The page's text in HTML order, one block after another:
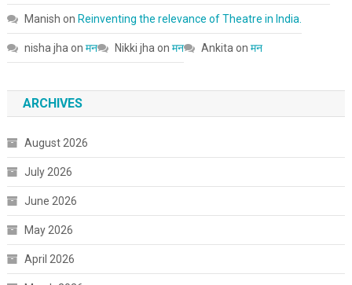
Manish on Reinventing the relevance of Theatre in India.
nisha jha on मन Nikki jha on मन Ankita on मन
ARCHIVES
August 2026
July 2026
June 2026
May 2026
April 2026